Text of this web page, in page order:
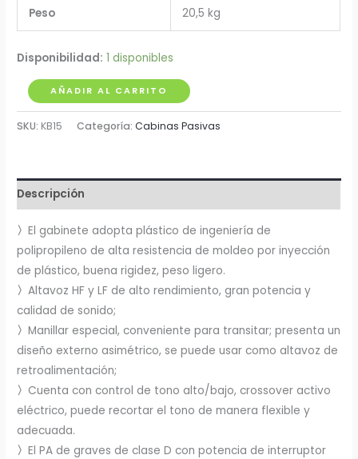
Peso 20,5 kg
Disponibilidad: 1 disponibles
Cabina
Pasiva
15"
Soundking
cantidad
AÑADIR AL CARRITO
SKU: KB15 Categoría:Cabinas Pasivas
Descripción
〉El gabinete adopta plástico de ingeniería de
polipropileno de alta resistencia de moldeo por inyección
de plástico, buena rigidez, peso ligero.
〉Altavoz HF y LF de alto rendimiento, gran potencia y
calidad de sonido;
〉Manillar especial, conveniente para transitar; presenta un
diseño externo asimétrico, se puede usar como altavoz de
retroalimentación;
〉 Cuenta con control de tono alto/bajo, crossover activo
eléctrico, puede recortar el tono de manera flexible y
adecuada.
〉El PA de graves de clase D con potencia de interruptor